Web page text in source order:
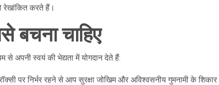
रेखांकित करते हैं।
बचना चाहिए
से अपनी स्वयं की भेद्यता में योगदान देते हैं:
पर निर्भर रहने से आप सुरक्षा जोखिम और अविश्वसनीय गुमनामी के शिकार